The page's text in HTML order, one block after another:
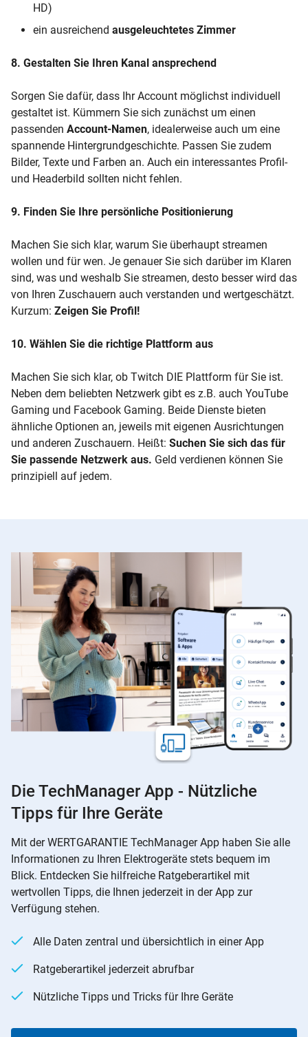
HD)
ein ausreichend ausgeleuchtetes Zimmer
8. Gestalten Sie Ihren Kanal ansprechend
Sorgen Sie dafür, dass Ihr Account möglichst individuell
gestaltet ist. Kümmern Sie sich zunächst um einen
passenden Account-Namen, idealerweise auch um eine
spannende Hintergrundgeschichte. Passen Sie zudem
Bilder, Texte und Farben an. Auch ein interessantes Profil-
und Headerbild sollten nicht fehlen.
9. Finden Sie Ihre persönliche Positionierung
Machen Sie sich klar, warum Sie überhaupt streamen
wollen und für wen. Je genauer Sie sich darüber im Klaren
sind, was und weshalb Sie streamen, desto besser wird das
von Ihren Zuschauern auch verstanden und wertgeschätzt.
Kurzum: Zeigen Sie Profil!
10. Wählen Sie die richtige Plattform aus
Machen Sie sich klar, ob Twitch DIE Plattform für Sie ist.
Neben dem beliebten Netzwerk gibt es z.B. auch YouTube
Gaming und Facebook Gaming. Beide Dienste bieten
ähnliche Optionen an, jeweils mit eigenen Ausrichtungen
und anderen Zuschauern. Heißt: Suchen Sie sich das für
Sie passende Netzwerk aus. Geld verdienen können Sie
prinzipiell auf jedem.
Die TechManager App - Nützliche
Tipps für Ihre Geräte
Mit der WERTGARANTIE TechManager App haben Sie alle
Informationen zu Ihren Elektrogeräte stets bequem im
Blick. Entdecken Sie hilfreiche Ratgeberartikel mit
wertvollen Tipps, die Ihnen jederzeit in der App zur
Verfügung stehen.
Alle Daten zentral und übersichtlich in einer App
Ratgeberartikel jederzeit abrufbar
Nützliche Tipps und Tricks für Ihre Geräte